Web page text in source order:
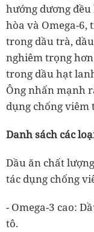
hướng dương
hòa và Omega-6,
trong dầu trà,
nghiêm trọng
trong dầu hạt
Ông nhấn mạnh
dụng chống
Danh sách các
Dầu ăn chất
tác dụng chống
- Omega-3 cao:
tô.